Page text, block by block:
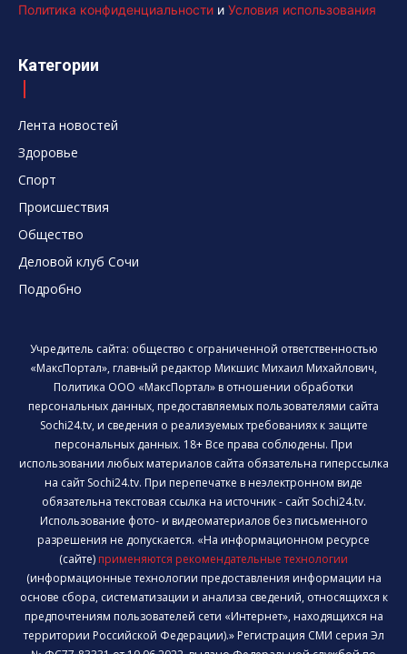
Политика конфиденциальности и Условия использования
Категории
Лента новостей
Здоровье
Спорт
Происшествия
Общество
Деловой клуб Сочи
Подробно
Учредитель сайта: общество с ограниченной ответственностью
«МаксПортал», главный редактор Микшис Михаил Михайлович,
Политика ООО «МаксПортал» в отношении обработки
персональных данных, предоставляемых пользователями сайта
Sochi24.tv, и сведения о реализуемых требованиях к защите
персональных данных. 18+ Все права соблюдены. При
использовании любых материалов сайта обязательна гиперссылка
на сайт Sochi24.tv. При перепечатке в неэлектронном виде
обязательна текстовая ссылка на источник - сайт Sochi24.tv.
Использование фото- и видеоматериалов без письменного
разрешения не допускается. «На информационном ресурсе
(сайте) применяются рекомендательные технологии
(информационные технологии предоставления информации на
основе сбора, систематизации и анализа сведений, относящихся к
предпочтениям пользователей сети «Интернет», находящихся на
территории Российской Федерации).» Регистрация СМИ серия Эл